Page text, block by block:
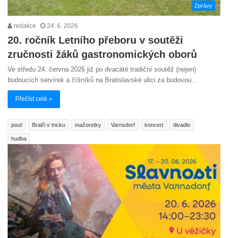
Zprávy
redakce 24. 6. 2026
20. ročník Letního přeboru v soutěži
zručnosti žáků gastronomických oborů
Ve středu 24. června 2026 již po dvacáté tradiční soutěž (nejen)
budoucích servírek a číšníků na Bratislavské ulici za budovou…
Přečíst celé »
pouť Bratři v tricku mažoretky Varnsdorf koncert divadlo
hudba